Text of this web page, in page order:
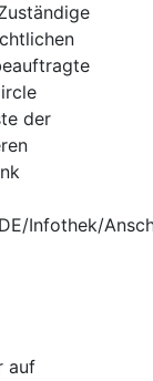
der
Infothek/
auf